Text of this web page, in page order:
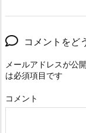
コメントをど
メールアドレスが公
は必須項目です
コメント